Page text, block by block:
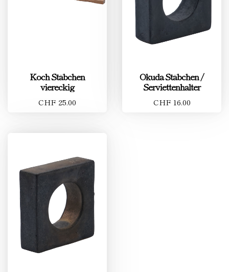
Koch Stäbchen
viereckig
CHF 25.00
Okuda Stäbchen /
Serviettenhalter
CHF 16.00